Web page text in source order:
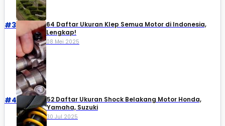
#3
64 Daftar Ukuran Klep Semua Motor di Indonesia,
Lengkap!
08 Mei 2025
#4
52 Daftar Ukuran Shock Belakang Motor Honda,
Yamaha, Suzuki​
30 Jul 2025